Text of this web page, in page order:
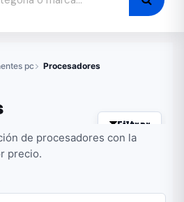
pc Procesadores
Filtrar
de procesadores con la
precio.